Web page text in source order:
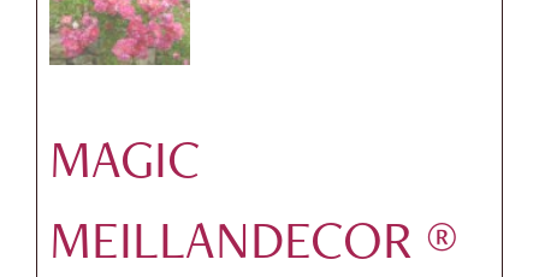
MAGIC
MEILLANDECOR ®